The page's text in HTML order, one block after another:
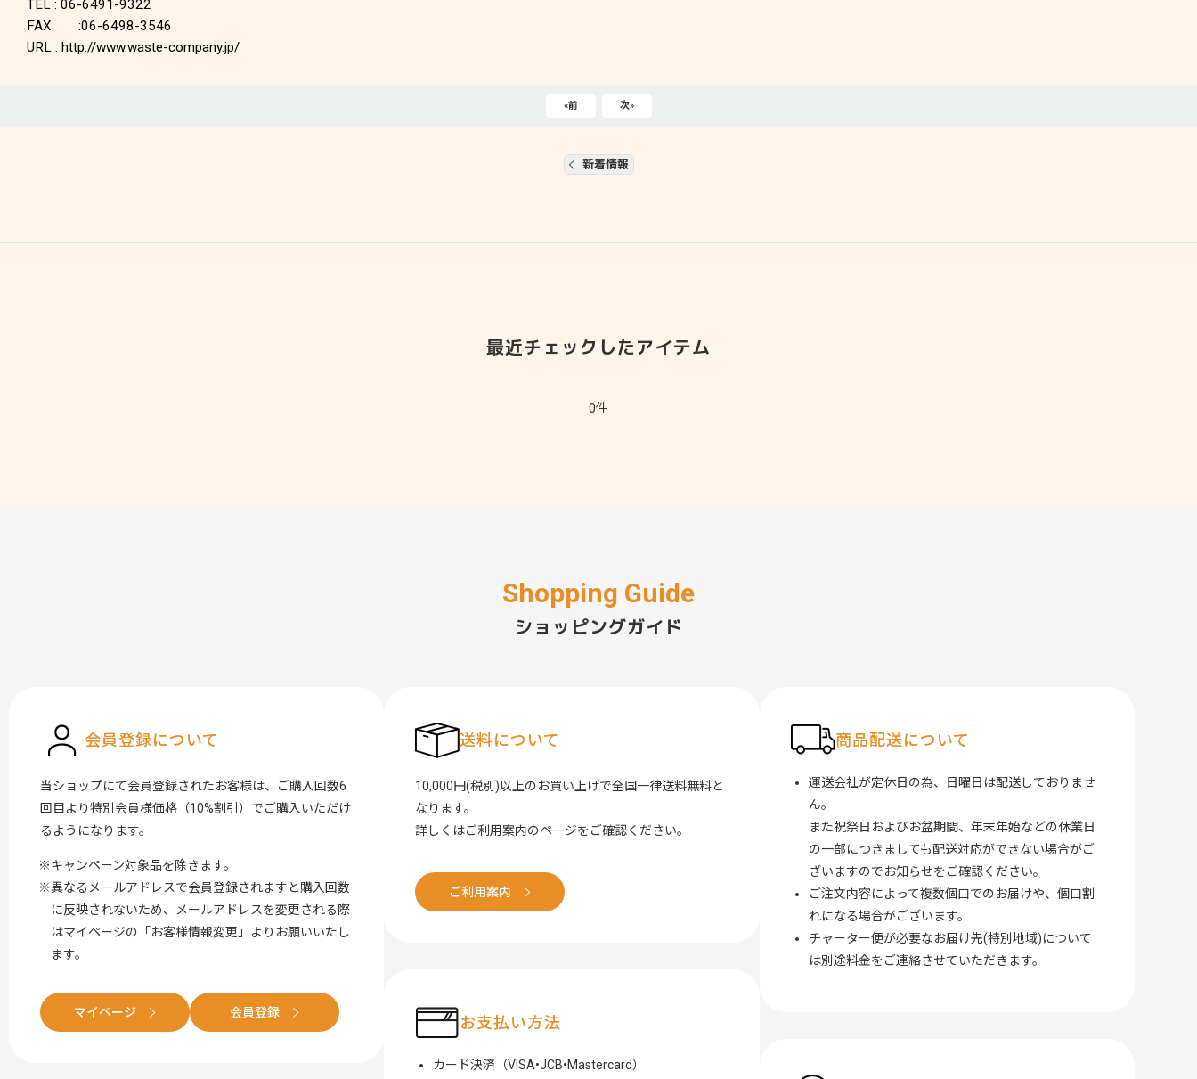
TEL : 06-6491-9322
FAX :06-6498-3546
URL : http://www.waste-company.jp/
«前 次»
新着情報
最近チェックしたアイテム
0件
ショッピングガイド
会員登録について
当ショップにて会員登録されたお客様は、ご購入回数6
回目より特別会員様価格（10%割引）でご購入いただけ
るようになります。
キャンペーン対象品を除きます。
異なるメールアドレスで会員登録されますと購入回数
に反映されないため、メールアドレスを変更される際
はマイページの「お客様情報変更」よりお願いいたし
ます。
マイページ 会員登録
送料について
10,000円(税別)以上のお買い上げで全国一律送料無料と
なります。
詳しくはご利用案内のページをご確認ください。
ご利用案内
お支払い方法
カード決済（VISA•JCB•Mastercard）
商品配送について
運送会社が定休日の為、日曜日は配送しておりませ
ん。
また祝祭日およびお盆期間、年末年始などの休業日
の一部につきましても配送対応ができない場合がご
ざいますのでお知らせをご確認ください。
ご注文内容によって複数個口でのお届けや、個口割
れになる場合がございます。
チャーター便が必要なお届け先(特別地域)について
は別途料金をご連絡させていただきます。